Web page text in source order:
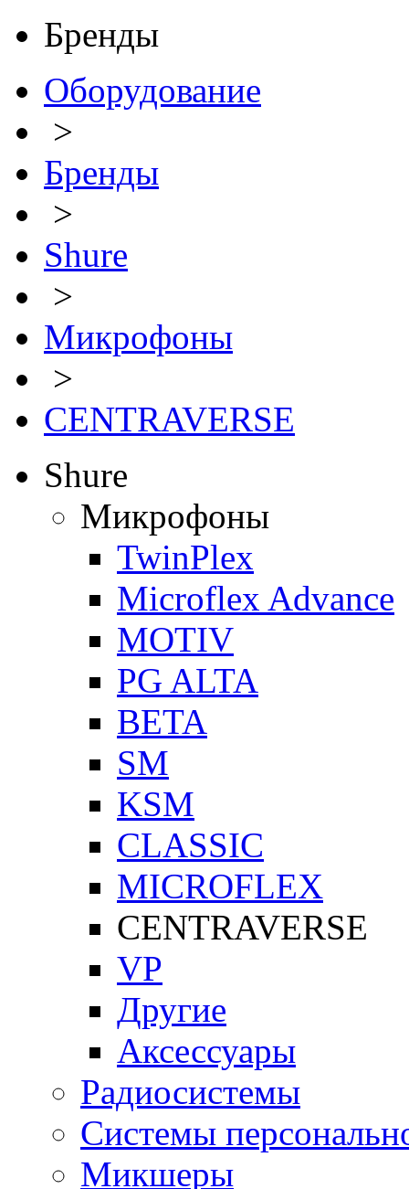
Бренды
Оборудование
>
Бренды
>
Shure
>
Микрофоны
>
CENTRAVERSE
Shure
Микрофоны
TwinPlex
Microflex Advance
MOTIV
PG ALTA
BETA
SM
KSM
CLASSIC
MICROFLEX
CENTRAVERSE
VP
Другие
Аксессуары
Радиосистемы
Системы
Микшеры